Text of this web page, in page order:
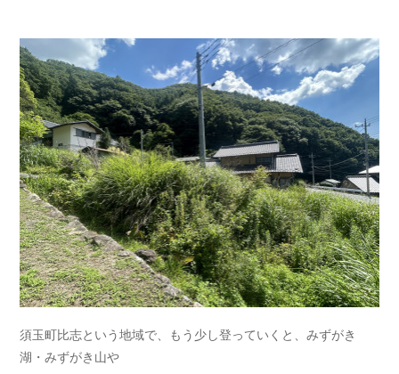
須玉町比志という地域で、もう少し登っていくと、みずがき
湖・みずがき山や